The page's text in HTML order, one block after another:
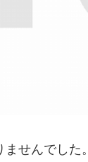
せんでした。